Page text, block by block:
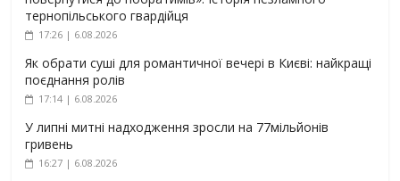
тернопільського гвардійця
17:26 | 6.08.2026
Як обрати суші для романтичної вечері в Києві: найкращі
поєднання ролів
17:14 | 6.08.2026
У липні митні надходження зросли на 77мільйонів
гривень
16:27 | 6.08.2026